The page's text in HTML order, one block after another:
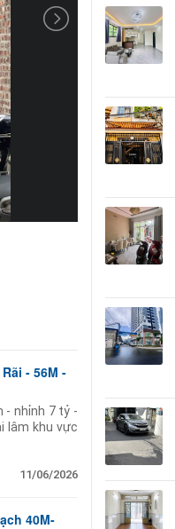
- 56M -
- nhỉnh 7 tỷ -
lâm khu vực
11/06/2026
40M-